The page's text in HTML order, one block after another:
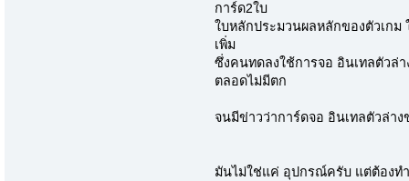
การ์ด2ใบ
ใบหลักประมวนผลหลักของตัวเกม
เพิ่ม
ซึ่งคนทดลงใช้การจอ อินเทลตัวล่
ตลอดไม่มีตก
จนมีข่าวว่าการ์ดจอ อินเทลตัวล่า
มันไม่ใช่แค่ อุปกรณ์ครับ แต่ต้องท